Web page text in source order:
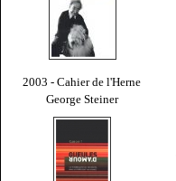
2003 - Cahier de l'Herne
George Steiner